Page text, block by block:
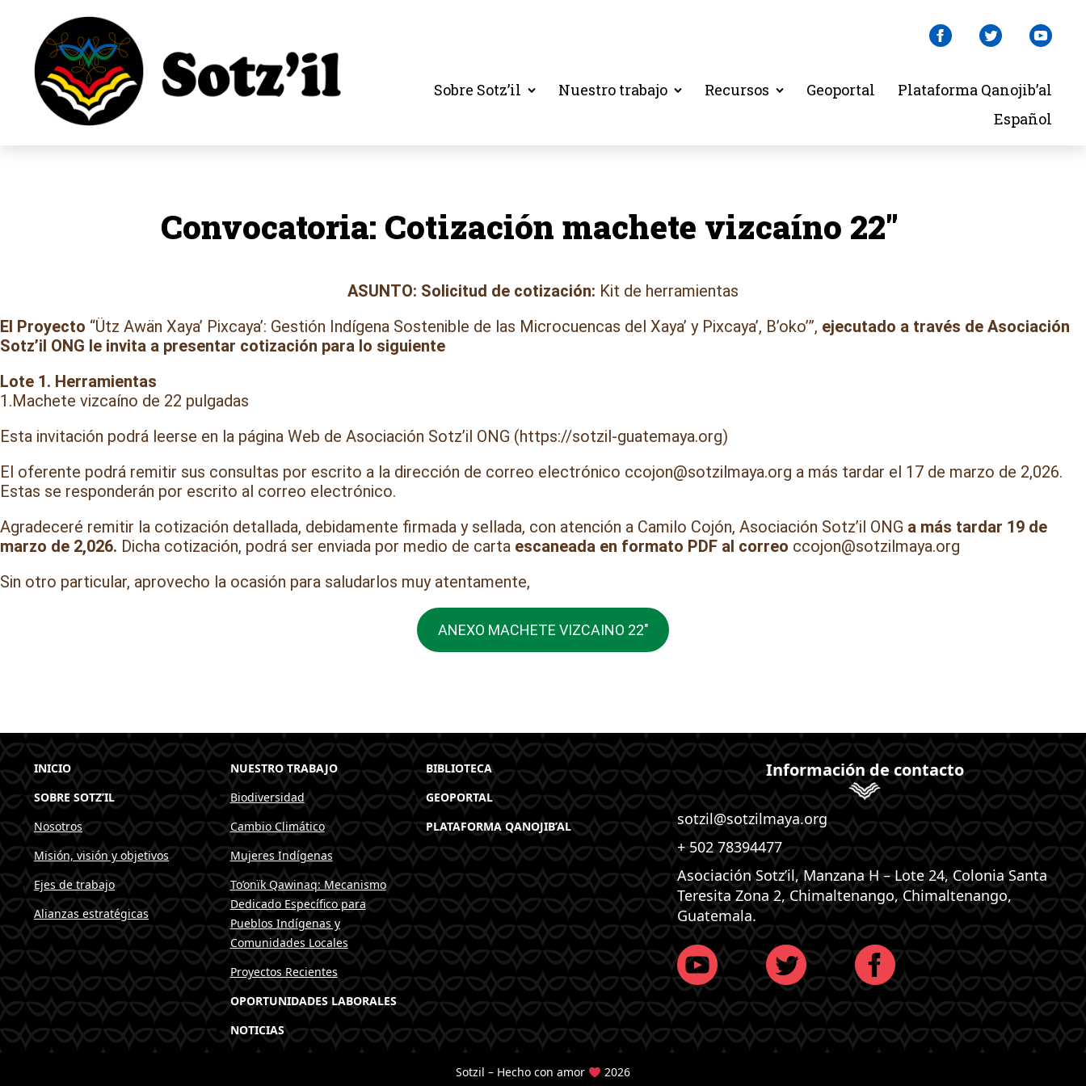
contenido
Sobre Sotz’il Nuestro trabajo Recursos Geoportal
Plataforma Qanojib’al
Español
Convocatoria: Cotización machete vizcaíno 22″
ASUNTO: Solicitud de cotización: Kit de herramientas
El Proyecto “Ütz Awän Xaya’ Pixcaya’: Gestión Indígena Sostenible de las Microcuencas del Xaya’ y Pixcaya’, B’oko’”, ejecutado a través de Asociación
Sotz’il ONG le invita a presentar cotización para lo siguiente
Lote 1. Herramientas
1.Machete vizcaíno de 22 pulgadas
Esta invitación podrá leerse en la página Web de Asociación Sotz’il ONG (https://sotzil-guatemaya.org)
El oferente podrá remitir sus consultas por escrito a la dirección de correo electrónico ccojon@sotzilmaya.org a más tardar el 17 de marzo de 2,026.
Estas se responderán por escrito al correo electrónico.
Agradeceré remitir la cotización detallada, debidamente firmada y sellada, con atención a Camilo Cojón, Asociación Sotz’il ONG a más tardar 19 de
marzo de 2,026. Dicha cotización, podrá ser enviada por medio de carta escaneada en formato PDF al correo ccojon@sotzilmaya.org
Sin otro particular, aprovecho la ocasión para saludarlos muy atentamente,
ANEXO MACHETE VIZCAINO 22″
INICIO
SOBRE SOTZ’IL
Nosotros
Misión, visión y objetivos
Ejes de trabajo
Alianzas estratégicas
NUESTRO TRABAJO
Biodiversidad
Cambio Climático
Mujeres Indígenas
To’onïk Qawinaq: Mecanismo
Dedicado Específico para
Pueblos Indígenas y
Comunidades Locales
Proyectos Recientes
OPORTUNIDADES LABORALES
NOTICIAS
BIBLIOTECA
GEOPORTAL
PLATAFORMA QANOJIB’AL
Información de contacto
sotzil@sotzilmaya.org
+ 502 78394477
Asociación Sotz’il, Manzana H – Lote 24, Colonia Santa
Teresita Zona 2, Chimaltenango, Chimaltenango,
Guatemala.
Sotzil – Hecho con amor 2026